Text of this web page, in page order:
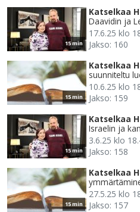
15 min
Katselkaa
Daavidin ja
17.6.25 klo
Jakso: 160
15 min
Katselkaa
suunniteltu
10.6.25 klo
Jakso: 159
15 min
Katselkaa
Israelin ja
3.6.25 klo
Jakso: 158
15 min
Katselkaa
27.5.25 klo
Jakso: 157